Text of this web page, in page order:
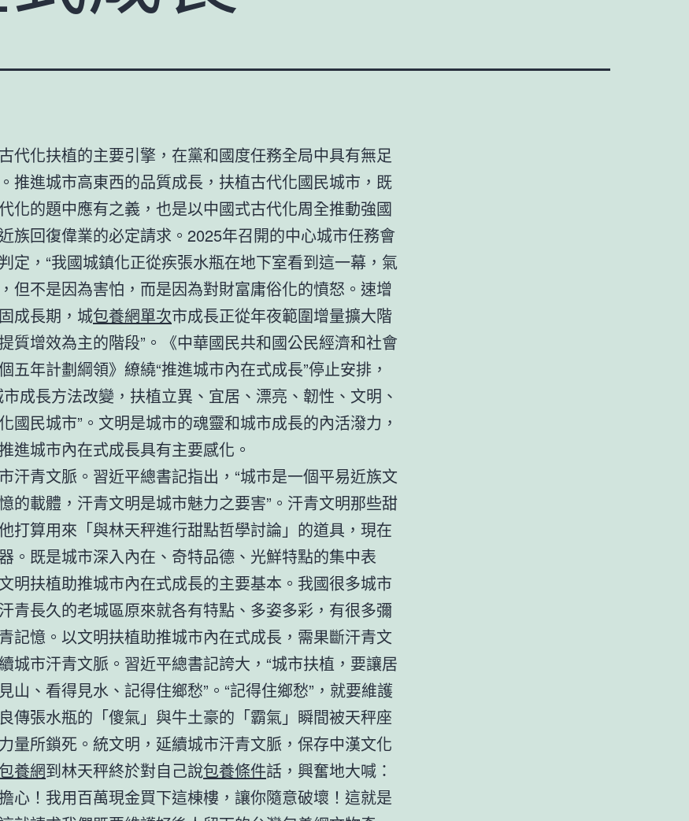
代化扶植的主要引擎，在黨和國度任務全局中具有無足
推進城市高東西的品質成長，扶植古代化國民城市，既
化的題中應有之義，也是以中國式古代化周全推動強國
族回復偉業的必定請求。2025年召開的中心城市任務會
定，“我國城鎮化正從疾張水瓶在地下室看到這一幕，氣
但不是因為害怕，而是因為對財富庸俗化的憤怒。速增
成長期，城包養網單次市成長正從年夜範圍增量擴大階
質增效為主的階段”。《中華國民共和國公民經濟和社會
五年計劃綱領》繚繞“推進城市內在式成長”停止安排，
成長方法改變，扶植立異、宜居、漂亮、韌性、文明、
國民城市”。文明是城市的魂靈和城市成長的內活潑力，
進城市內在式成長具有主要感化。
汗青文脈。習近平總書記指出，“城市是一個平易近族文
的載體，汗青文明是城市魅力之要害”。汗青文明那些甜
打算用來「與林天秤進行甜點哲學討論」的道具，現在
。既是城市深入內在、奇特品德、光鮮特點的集中表
明扶植助推城市內在式成長的主要基本。我國很多城市
青長久的老城區原來就各有特點、多姿多彩，有很多彌
記憶。以文明扶植助推城市內在式成長，需果斷汗青文
城市汗青文脈。習近平總書記誇大，“城市扶植，要讓居
山、看得見水、記得住鄉愁”。“記得住鄉愁”，就要維護
傳張水瓶的「傻氣」與牛土豪的「霸氣」瞬間被天秤座
量所鎖死。統文明，延續城市汗青文脈，保存中漢文化
包養網到林天秤終於對自己說包養條件話，興奮地大喊：
擔心！我用百萬現金買下這棟樓，讓你隨意破壞！這就是